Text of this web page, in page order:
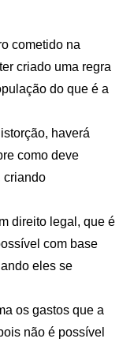
cometido na
criado uma regra
do que é a
haverá
como deve
criando
direito legal, que é
com base
eles se
os gastos que a
não é possível